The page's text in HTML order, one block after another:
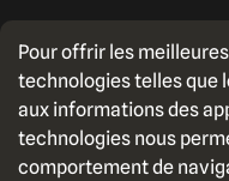
Pour offrir les
technologies telles que
aux informations des
technologies nous
comportement de
387, rue
Chicoutimi
G7H 2G2